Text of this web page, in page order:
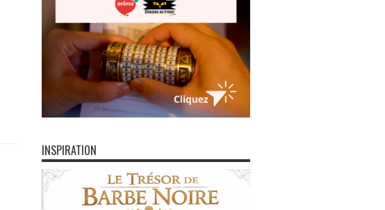
INSPIRATION